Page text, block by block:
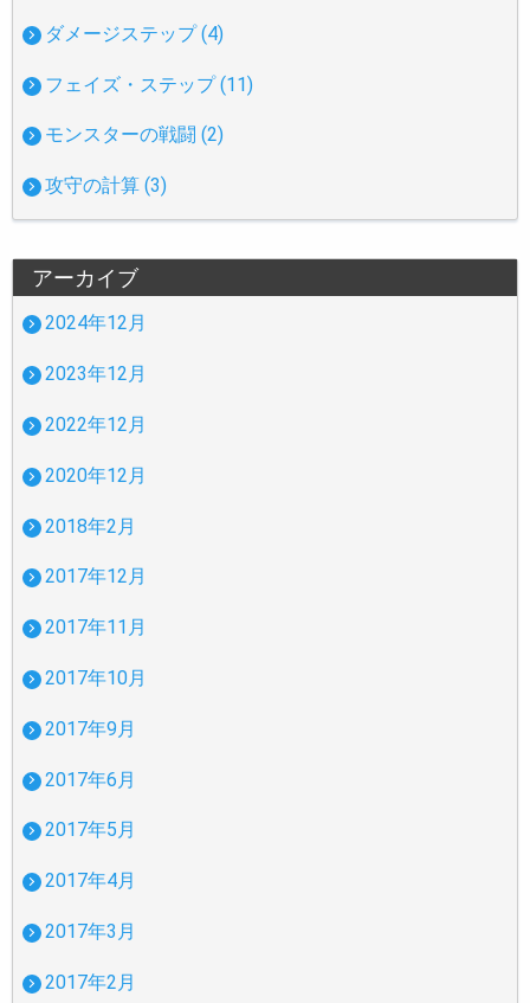
ダメージステップ (4)
フェイズ・ステップ (11)
モンスターの戦闘 (2)
攻守の計算 (3)
アーカイブ
2024年12月
2023年12月
2022年12月
2020年12月
2018年2月
2017年12月
2017年11月
2017年10月
2017年9月
2017年6月
2017年5月
2017年4月
2017年3月
2017年2月